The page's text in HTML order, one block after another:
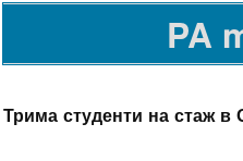
PA
Трима студенти на стаж в